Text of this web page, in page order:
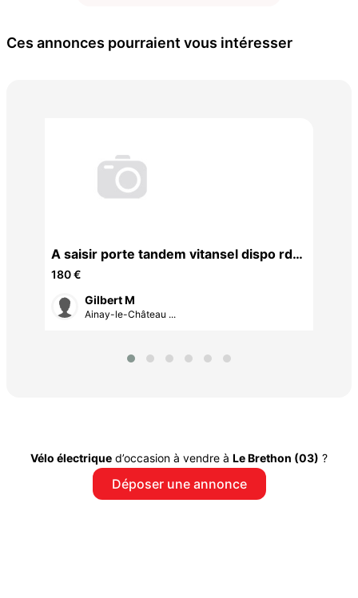
Ces annonces pourraient vous intéresser
A saisir porte tandem vitansel dispo rdv
à prendre
180 €
Gilbert M
Ainay-le-Château ...
Vélo électrique d’occasion à vendre à Le Brethon (03) ?
Déposer une annonce